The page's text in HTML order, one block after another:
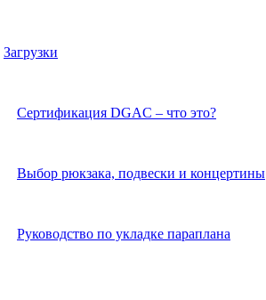
Загрузки
Сертификация DGAС – что это?
Выбор рюкзака, подвески и концертины
Руководство по укладке параплана